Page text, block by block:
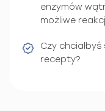
enzymów
możliwe
Czy
recepty?